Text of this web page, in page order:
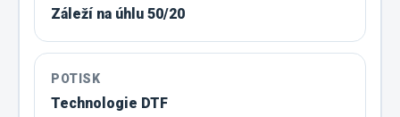
Záleží na úhlu 50/20
POTISK
Technologie DTF